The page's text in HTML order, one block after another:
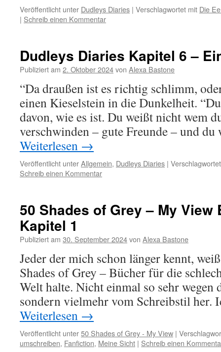
Veröffentlicht unter Dudleys Diaries | Verschlagwortet mit Die
| Schreib einen Kommentar
Dudleys Diaries Kapitel 6 –
Publiziert am 2. Oktober 2024von Alexa Bastone
“Da draußen ist es richtig schlimm,
einen Kieselstein in die Dunkelheit.
davon, wie es ist. Du weißt nicht wem
verschwinden – gute Freunde – und
Weiterlesen →
Veröffentlicht unterAllgemein, Dudleys Diaries |
Schreib einen Kommentar
50 Shades of Grey – My
Kapitel 1
Publiziert am 30. September 2024von Alexa Bastone
Jeder der mich schon länger kennt,
Shades of Grey – Bücher für die
Welt halte. Nicht einmal so sehr wegen
sondern vielmehr vom Schreibstil
Weiterlesen →
Veröffentlicht unter50 Shades of Grey - My View |
umschreiben, Fanfiction, Meine Sicht | Schreib einen